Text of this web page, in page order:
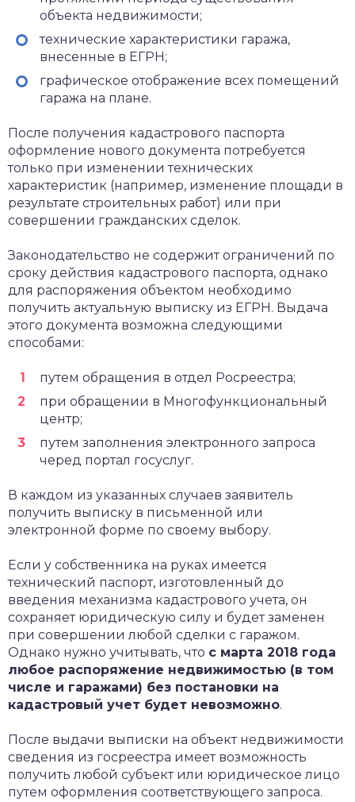
объекта недвижимости;
технические характеристики гаража,
внесенные в ЕГРН;
графическое отображение всех помещений
гаража на плане.
После получения кадастрового паспорта
оформление нового документа потребуется
только при изменении технических
характеристик (например, изменение площади в
результате строительных работ) или при
совершении гражданских сделок.
Законодательство не содержит ограничений по
сроку действия кадастрового паспорта, однако
для распоряжения объектом необходимо
получить актуальную выписку из ЕГРН. Выдача
этого документа возможна следующими
способами:
путем обращения в отдел Росреестра;
при обращении в Многофункциональный
центр;
путем заполнения электронного запроса
черед портал госуслуг.
В каждом из указанных случаев заявитель
получить выписку в письменной или
электронной форме по своему выбору.
Если у собственника на руках имеется
технический паспорт, изготовленный до
введения механизма кадастрового учета, он
сохраняет юридическую силу и будет заменен
при совершении любой сделки с гаражом.
Однако нужно учитывать, что с марта 2018 года
любое распоряжение недвижимостью (в том
числе и гаражами) без постановки на
кадастровый учет будет невозможно.
После выдачи выписки на объект недвижимости
сведения из госреестра имеет возможность
получить любой субъект или юридическое лицо
путем оформления соответствующего запроса.